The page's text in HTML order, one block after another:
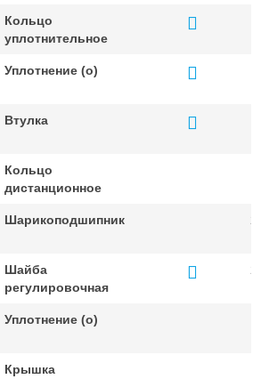
Кольцо
уплотнительное
Уплотнение (о)
Втулка
Кольцо
дистанционное
Шарикоподшипник 2
Шайба
регулировочная
2
Уплотнение (о)
Крышка